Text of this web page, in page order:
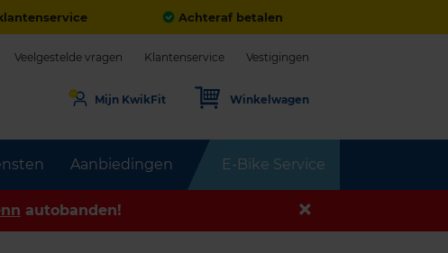
Achteraf betalen
Aanbiedingen E-Bike Service
Veelgestelde vragen Klantenservice Vestigingen
Mijn KwikFit Winkelwagen
autobanden!